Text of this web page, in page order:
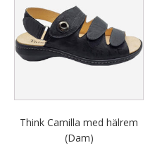
Think Camilla med hälrem
(Dam)
has
multiple
variants.
The
be
chosen